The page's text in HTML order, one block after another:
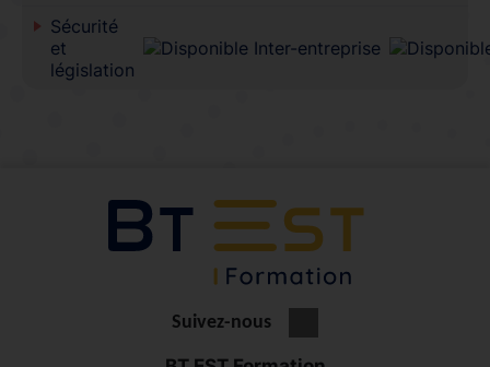
Sécurité
et
législation
Suivez-nous